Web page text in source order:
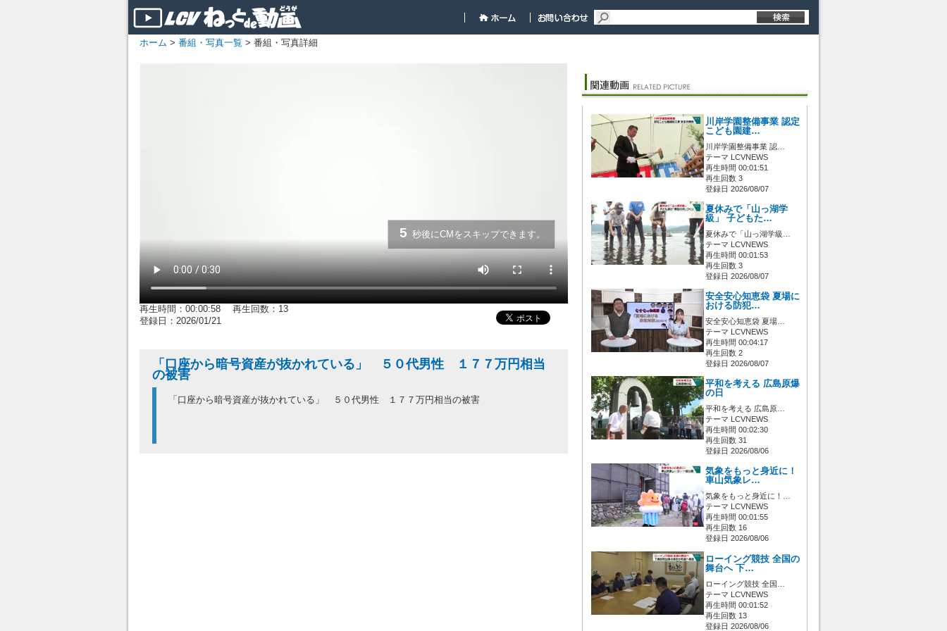
ホーム > 番組・写真一覧 > 番組・写真詳細
5 秒後にCMをスキップできます。
再生時間：00:00:58 再生回数：13
登録日：2026/01/21
「口座から暗号資産が抜かれている」 ５０代男性 １７７万円相当
の被害
「口座から暗号資産が抜かれている」 ５０代男性 １７７万円相当の被害
川岸学園整備事業 認定
こども園建…
川岸学園整備事業 認…
テーマ LCVNEWS
再生時間 00:01:51
再生回数 3
登録日 2026/08/07
夏休みで「山っ湖学
級」 子どもた…
夏休みで「山っ湖学級…
テーマ LCVNEWS
再生時間 00:01:53
再生回数 3
登録日 2026/08/07
安全安心知恵袋 夏場に
おける防犯…
安全安心知恵袋 夏場…
テーマ LCVNEWS
再生時間 00:04:17
再生回数 2
登録日 2026/08/07
平和を考える 広島原爆
の日
平和を考える 広島原…
テーマ LCVNEWS
再生時間 00:02:30
再生回数 31
登録日 2026/08/06
気象をもっと身近に！
車山気象レ…
気象をもっと身近に！…
テーマ LCVNEWS
再生時間 00:01:55
再生回数 16
登録日 2026/08/06
ローイング競技 全国の
舞台へ 下…
ローイング競技 全国…
テーマ LCVNEWS
再生時間 00:01:52
再生回数 13
登録日 2026/08/06